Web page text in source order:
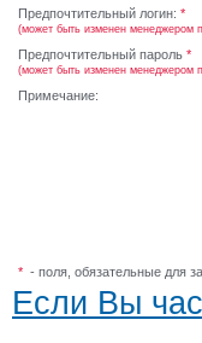
Предпочтительный логин: *
(может быть изменен менеджером
Предпочтительный пароль *
(может быть изменен менеджером
Примечание:
* - поля, обязательные для
Если Вы